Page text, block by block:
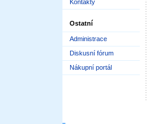
Kontakty
Ostatní
Administrace
Diskusní fórum
Nákupní portál